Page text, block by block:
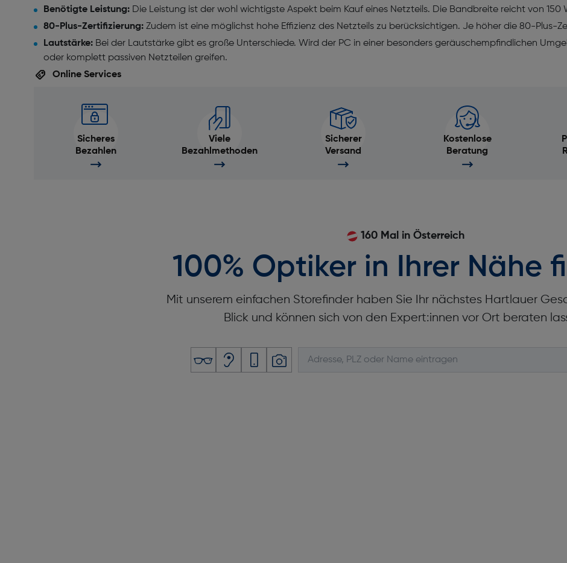
Benötigte Leistung: Die Leistung ist der wohl wichtigste Aspekt beim Kauf eines Netzteils. Die Bandbreite reicht von
80-Plus-Zertifizierung: Zudem ist eine möglichst hohe Effizienz des Netzteils zu berücksichtigen. Je höher die 80-Plus-
Lautstärke: Bei der Lautstärke gibt es große Unterschiede. Wird der PC in einer besonders geräuschempfindlichen
oder komplett passiven Netzteilen greifen.
Online Services
Sicheres
Bezahlen
Viele
Bezahlmethoden
Sicherer
Versand
Kostenlose
Beratung
160 Mal in Österreich
100% Optiker in Ihrer Nähe
Mit unserem einfachen Storefinder haben Sie Ihr nächstes Hartlauer
Blick und können sich von den Expert:innen vor Ort beraten